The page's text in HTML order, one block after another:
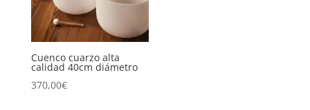
Cuenco cuarzo alta
calidad 40cm diámetro
370,00€